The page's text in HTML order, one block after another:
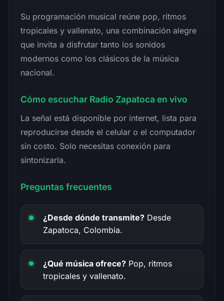
Su programación musical reúne pop, ritmos
tropicales y vallenato, una combinación alegre
que invita a disfrutar tanto los sonidos
modernos como los clásicos de la música
nacional.
Cómo escuchar Radio Zapatoca en vivo
La señal está disponible por internet, lista para
reproducirse desde el celular o el computador
sin costo. Solo necesitas conexión para
sintonizarla.
Preguntas frecuentes
¿Desde dónde transmite? Desde
Zapatoca, Colombia.
¿Qué música ofrece? Pop, ritmos
tropicales y vallenato.